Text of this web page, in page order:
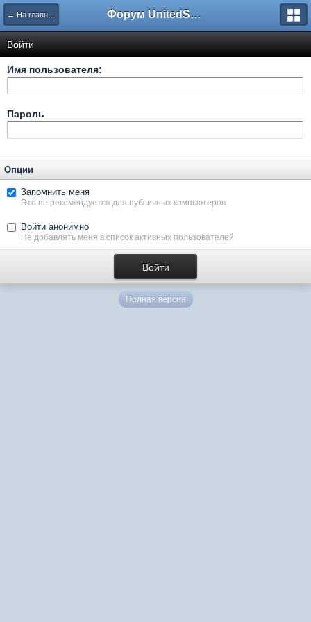
← На главную Форум UnitedSouth
Войти
Имя пользователя:
Пароль
Опции
Запомнить меня
Это не рекомендуется для публичных компьютеров
Войти анонимно
Не добавлять меня в список активных пользователей
Полная версия